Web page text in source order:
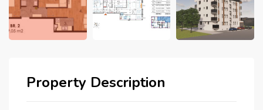
Property Description